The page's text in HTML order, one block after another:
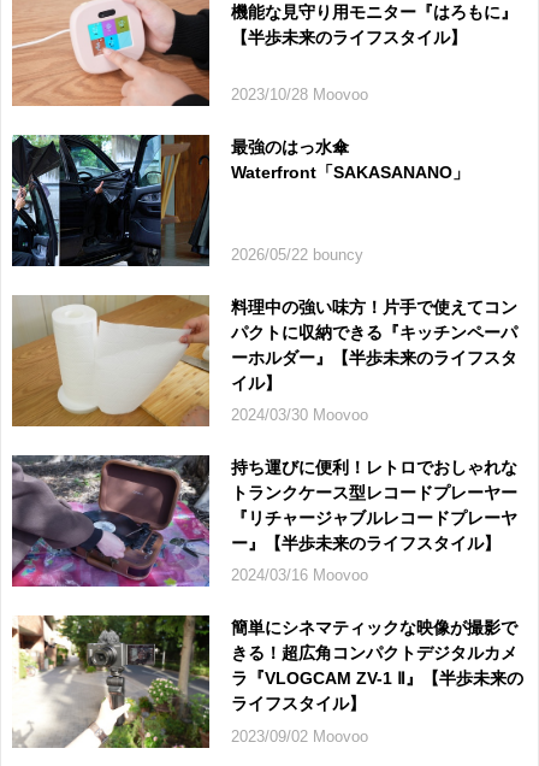
機能な見守り用モニター『はろもに』
【半歩未来のライフスタイル】
2023/10/28 Moovoo
最強のはっ水傘
Waterfront「SAKASANANO」
2026/05/22 bouncy
料理中の強い味方！片手で使えてコン
パクトに収納できる『キッチンペーパ
ーホルダー』【半歩未来のライフスタ
イル】
2024/03/30 Moovoo
持ち運びに便利！レトロでおしゃれな
トランクケース型レコードプレーヤー
『リチャージャブルレコードプレーヤ
ー』【半歩未来のライフスタイル】
2024/03/16 Moovoo
簡単にシネマティックな映像が撮影で
きる！超広角コンパクトデジタルカメ
ラ『VLOGCAM ZV-1 Ⅱ』【半歩未来の
ライフスタイル】
2023/09/02 Moovoo